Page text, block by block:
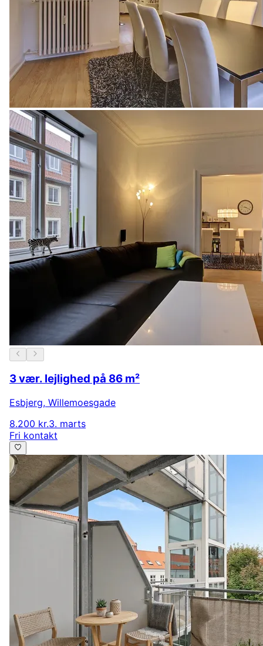
3 vær. lejlighed på 86 m²
Esbjerg, Willemoesgade
8.200 kr.3. marts
Fri kontakt